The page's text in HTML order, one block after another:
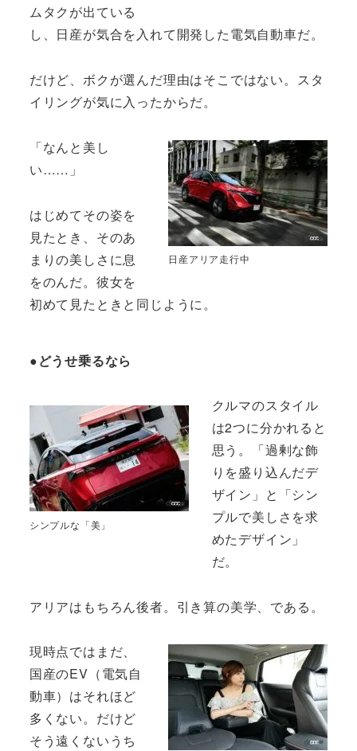
ムタクが出ている
し、日産が気合を入れて開発した電気自動車だ。
だけど、ボクが選んだ理由はそこではない。スタ
イリングが気に入ったからだ。
日産アリア走行中
「なんと美し
い……」
はじめてその姿を
見たとき、そのあ
まりの美しさに息
をのんだ。彼女を
初めて見たときと同じように。
●どうせ乗るなら
シンプルな「美」
クルマのスタイル
は2つに分かれると
思う。「過剰な飾
りを盛り込んだデ
ザイン」と「シン
プルで美しさを求
めたデザイン」
だ。
アリアはもちろん後者。引き算の美学、である。
現時点ではまだ、
国産のEV（電気自
動車）はそれほど
多くない。だけど
そう遠くないうち